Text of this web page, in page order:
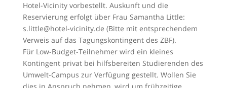
Hotel-Vicinity vorbestellt. Auskunft und die
Reservierung erfolgt über Frau Samantha Little:
s.little@hotel-vicinity.de (Bitte mit entsprechendem
Verweis auf das Tagungskontingent des ZBF).
Für Low-Budget-Teilnehmer wird ein kleines
Kontingent privat bei hilfsbereiten Studierenden des
Umwelt-Campus zur Verfügung gestellt. Wollen Sie